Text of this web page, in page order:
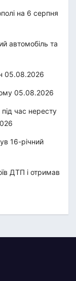
на 6 серпня
автомобіль та
05.08.2026
05.08.2026
час нересту
16-річний
ДТП і отримав